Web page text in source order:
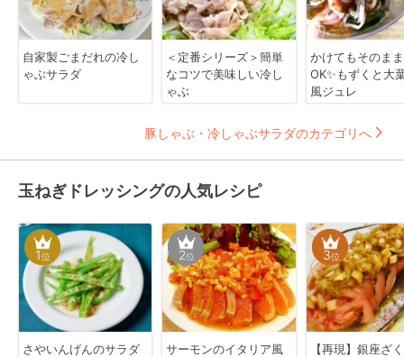
自家製ごまだれの冷し
ゃぶサラダ
＜定番シリーズ＞簡単
なコツで美味しい冷し
ゃぶ
かけてもそのま
OK✨もずくと大
風ジュレ
豚しゃぶ・冷しゃぶサラダのカテゴリへ
玉ねぎドレッシングの人気レシピ
1位
さやいんげんのサラダ
2位
サーモンのイタリア風
3位
【再現】銀座ざ